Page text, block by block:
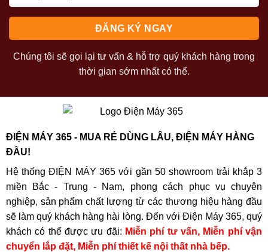
Chúng tôi sẽ gọi lại tư vấn & hỗ trợ quý khách hàng trong
thời gian sớm nhất có thể.
ĐIỆN MÁY 365 - MUA RẺ DÙNG LÂU, ĐIỆN MÁY HÀNG
ĐẦU!
Hệ thống ĐIỆN MÁY 365 với gần 50 showroom trải khắp 3
miền Bắc - Trung - Nam, phong cách phục vụ chuyên
nghiệp, sản phẩm chất lượng từ các thương hiệu hàng đầu
sẽ làm quý khách hàng hài lòng. Đến với Điện Máy 365, quý
khách có thể được ưu đãi: Miễn phí tư vấn, Miễn phí vận
chuyển lắp đặt, Miễn phí thiết kế nội thất nhà bếp.